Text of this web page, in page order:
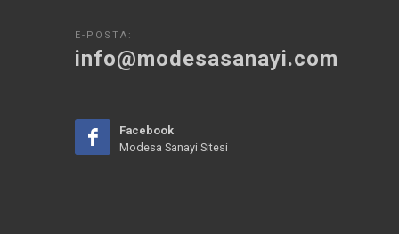
E-POSTA:
info@modesasanayi.com
Facebook
Modesa Sanayi Sitesi